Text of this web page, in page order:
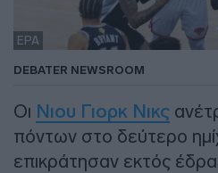
EPA
DEBATER NEWSROOM
Οι Νιου Γιορκ Νικς
πόντων στο δεύτερο
επικράτησαν εκτός